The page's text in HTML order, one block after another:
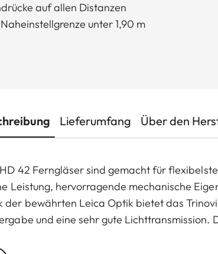
auf allen Distanzen
unter 1,90 m
Lieferumfang Über den
42 Ferngläser sind gemacht für
Leistung, hervorragende mechanische
der bewährten Leica Optik bietet das
und eine sehr gute Lichttransmission.